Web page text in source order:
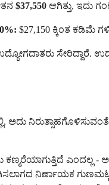
$37,550 ಆಗಿತ್ತು, ಇದು
$27,150 ಕ್ಕಿಂತ ಕಡಿಮೆ
ಸೇರಿದ್ದಾರೆ.
ಅದು
ಎಂದಲ್ಲ -
ನಿರ್ಣಾಯಕ